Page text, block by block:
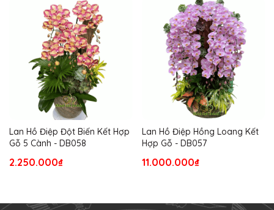
Lan Hồ Điệp Đột Biến Kết Hợp
Gỗ 5 Cành - DB058
2.250.000₫
Lan Hồ Điệp Hồng Loang Kết
Hợp Gỗ - DB057
11.000.000₫